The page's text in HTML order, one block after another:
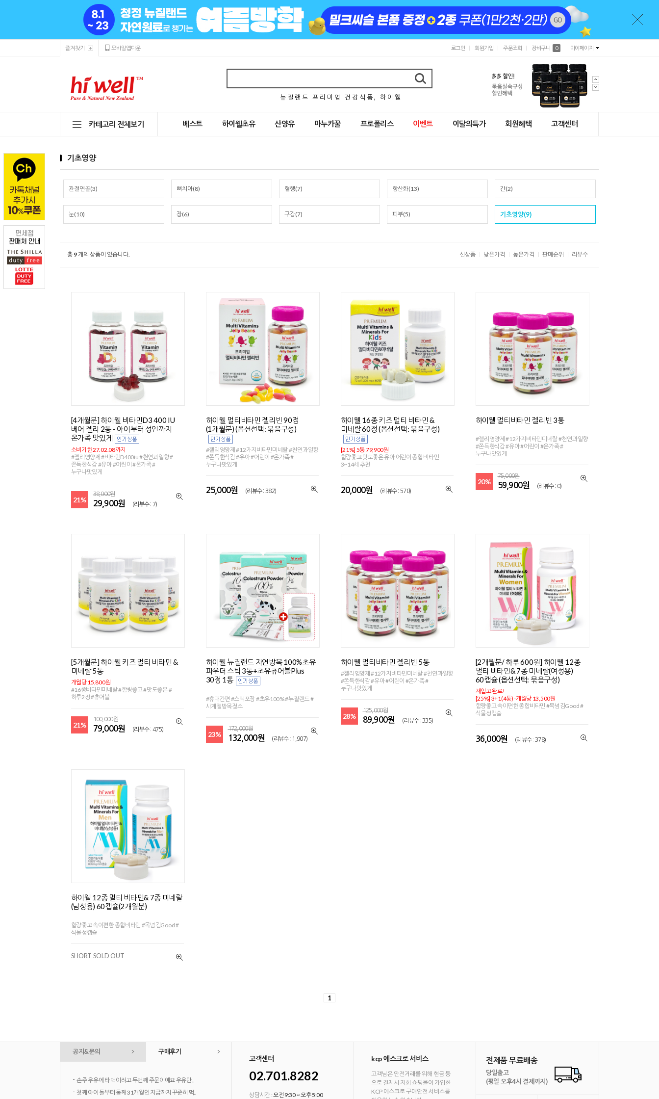
즐겨찾기 모바일앱다운 로그인 회원가입 주문조회 장바구니 0 마이페이지
뉴 질 랜 드 프 리 미 엄 건 강 식 품 , 하 이 웰
카테고리 전체보기 베스트 하이웰초유 산양유 마누카꿀 프로폴리스 이벤트 이달의특가 회원혜택 고객센터
기초영양
관절연골(3) 뼈치아(8) 혈행(7) 항산화(13) 간(2)
눈(10) 장(6) 구강(7) 피부(5) 기초영양(9)
총 9 개의 상품이 있습니다. 신상품 낮은가격 높은가격 판매순위 리뷰수
[4개월분] 하이웰 비타민D3 400 IU
베어 젤리 2통 - 아이부터 성인까지
온가족 맛있게
소비기한 27.02.08까지
#젤리영양제 #비타민D400iu #천연과일향 #
쫀득한식감 #유아 #어린이 #온가족 #
누구나맛있게
21%
38,000원
29,900원 (리뷰수 : 7)
하이웰 멀티비타민 젤리빈 90정
(1개월분) (옵션선택: 묶음구성)
#젤리영양제 #12가지비타민미네랄 #천연과일향
#쫀득한식감 #유아 #어린이 #온가족 #
누구나맛있게
25,000원 (리뷰수 : 382)
하이웰 16종 키즈 멀티 비타민 &
미네랄 60정 (옵션선택: 묶음구성)
[21%] 5통 79,900원
함량좋고 맛도좋은 유아 어린이 종합 비타민
3~14세 추천
20,000원 (리뷰수 : 570)
하이웰 멀티비타민 젤리빈 3통
#젤리영양제 #12가지비타민미네랄 #천연과일향
#쫀득한식감 #유아 #어린이 #온가족 #
누구나맛있게
20%
75,000원
59,900원 (리뷰수 : 0)
[5개월분] 하이웰 키즈 멀티 비타민 &
미네랄 5통
개월당 15,800원
#16종비타민미네랄 #함량좋고 #맛도좋은 #
하루2정 #츄어블
21%
100,000원
79,000원 (리뷰수 : 475)
하이웰 뉴질랜드 자연방목 100%초유
파우더 스틱 3통+초유츄어블Plus
30정 1통
#휴대간편 #스틱포장 #초유100% #뉴질랜드 #
사계절방목젖소
23%
172,000원
132,000원 (리뷰수 : 1,907)
하이웰 멀티비타민 젤리빈 5통
#젤리영양제 #12가지비타민미네랄 #천연과일향
#쫀득한식감 #유아 #어린이 #온가족 #
누구나맛있게
28%
125,000원
89,900원 (리뷰수 : 335)
[2개월분/ 하루 600원] 하이웰 12종
멀티 비타민& 7종 미네랄(여성용)
60캡슐 (옵션선택: 묶음구성)
재입고 완료!
[25%] 3+1(4통) -개월당 13,500원
함량좋고 속이편한 종합비타민 #목넘김Good #
식물성캡슐
36,000원 (리뷰수 : 378)
하이웰 12종 멀티 비타민& 7종 미네랄
(남성용) 60캡슐(2개월분)
함량좋고 속이편한 종합비타민 #목넘김Good #
식물성캡슐
SHORT SOLD OUT
1
공지&문의 구매후기
- 손주 우유에 타 먹이려고 두번째 주문이예요 우유만..
- 첫째 아이 돌부터 둘째 31개월인 지금까지 꾸준히 먹..
고객센터
02.701.8282
상담시간 :오전 9:30 ~ 오후 5:00
kcp 에스크로 서비스
고객님은 안전거래를 위해 현금 등
으로 결제시 저희 쇼핑몰이 가입한
KCP 에스크로 구매안전 서비스를
전제품 무료배송
당일출고
(평일 오후4시 결제까지)